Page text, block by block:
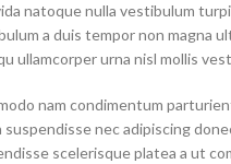
natoque nulla vestibulum
a duis tempor non magna
ullamcorper urna nisl mollis
nam condimentum
nec adipiscing
scelerisque platea a ut